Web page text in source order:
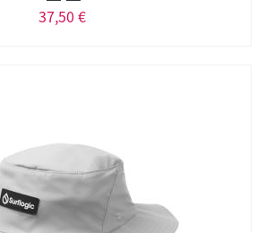
37,50 €